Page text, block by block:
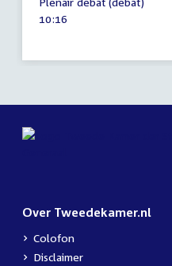
mei
2021
Tijd
10:16
Over Tweedekamer.nl
Colofon
Disclaimer